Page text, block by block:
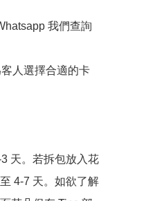
我們查詢
人選擇合適的卡
天。若拆包放入花
4-7 天。如欲了解